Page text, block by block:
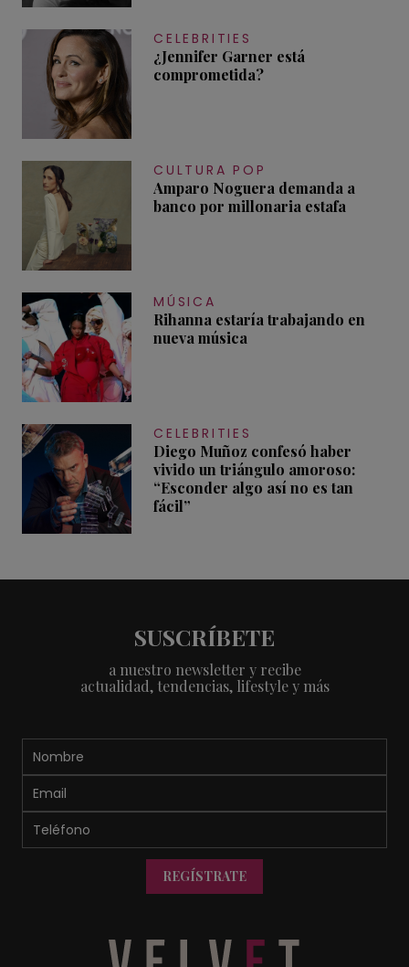
CELEBRITIES
¿Jennifer Garner está
comprometida?
CULTURA POP
Amparo Noguera demanda a
banco por millonaria estafa
MÚSICA
Rihanna estaría trabajando en
nueva música
CELEBRITIES
Diego Muñoz confesó haber
vivido un triángulo amoroso:
“Esconder algo así no es tan
fácil”
SUSCRÍBETE
a nuestro newsletter y recibe
actualidad, tendencias, lifestyle y más
REGÍSTRATE